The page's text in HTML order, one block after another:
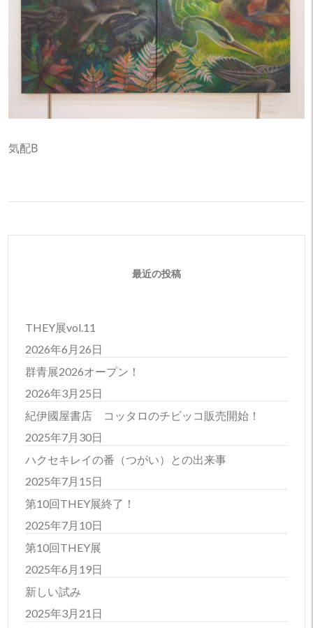
気配B
最近の投稿
THEY展vol.11
2026年6月26日
群青展2026オープン！
2026年3月25日
紀伊國屋書店 コッタロのチビッコ販売開始！
2025年7月30日
ハクセキレイの番（つがい）との出来事
2025年7月15日
第10回THEY展終了！
2025年7月10日
第10回THEY展
2025年6月19日
新しい試み
2025年3月21日